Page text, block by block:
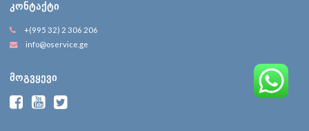
ᲙᲝᲜᲢᲐᲥᲢᲘ
+(995 32) 2 306 206
info@oservice.ge
ᲛᲝᲒᲕᲧᲔᲕᲘ